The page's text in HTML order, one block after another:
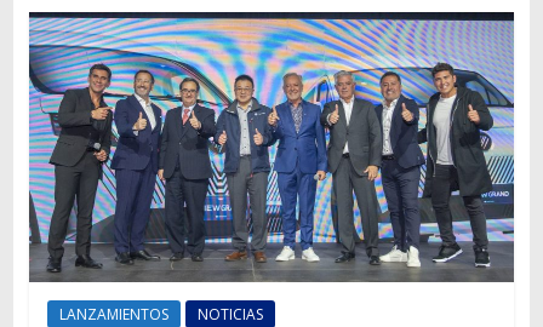
Autos,
camiones,
motos,
información
del
mundo
del
transporte
LANZAMIENTOS NOTICIAS